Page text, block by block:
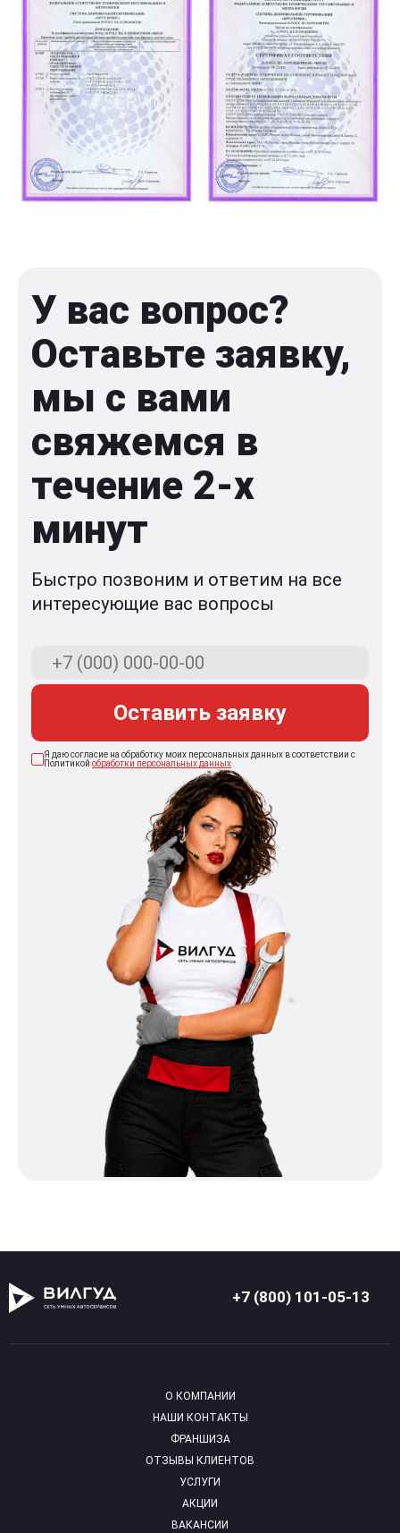
У вас вопрос?
Оставьте заявку,
мы с вами
свяжемся в
течение 2-x
минут
Быстро позвоним и ответим на все
интересующие вас вопросы
Оставить заявку
Я даю согласие на обработку моих персональных данных в соответствии с
Политикой обработки персональных данных
+7 (800) 101-05-13
О КОМПАНИИ
НАШИ КОНТАКТЫ
ФРАНШИЗА
ОТЗЫВЫ КЛИЕНТОВ
УСЛУГИ
АКЦИИ
ВАКАНСИИ